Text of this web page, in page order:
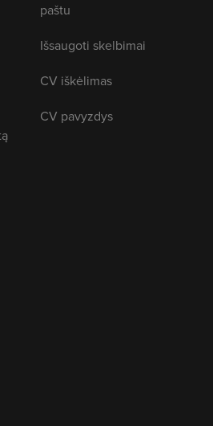
paštu
Išsaugoti skelbimai
CV iškėlimas
CV pavyzdys